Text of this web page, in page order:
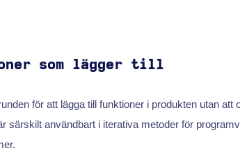
som lägger till
för att lägga till funktioner i produkten utan att
särskilt användbart i iterativa metoder för